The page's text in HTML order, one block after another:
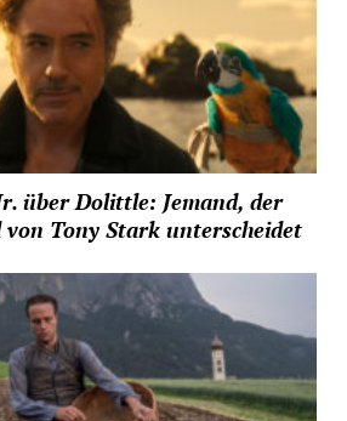
über Dolittle: Jemand, der
von Tony Stark unterscheidet